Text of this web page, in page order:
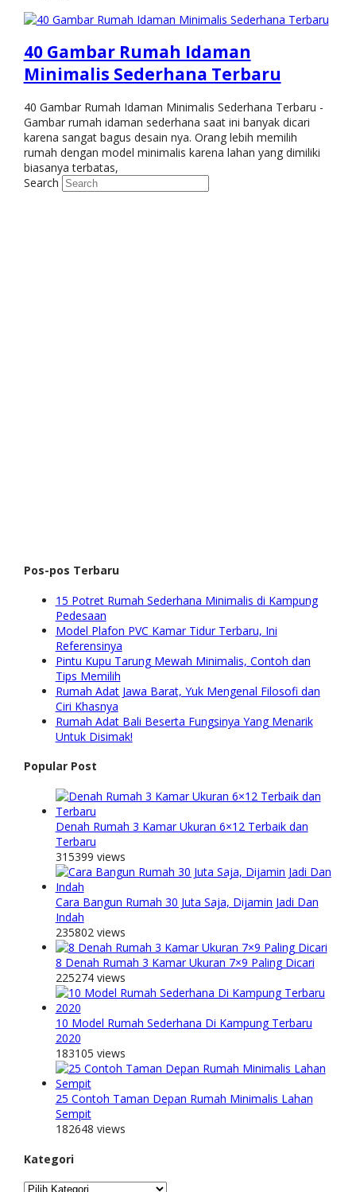
40 Gambar Rumah Idaman
Minimalis Sederhana Terbaru
40 Gambar Rumah Idaman Minimalis Sederhana Terbaru -
Gambar rumah idaman sederhana saat ini banyak dicari
karena sangat bagus desain nya. Orang lebih memilih
rumah dengan model minimalis karena lahan yang dimiliki
biasanya terbatas,
Search
Pos-pos Terbaru
15 Potret Rumah Sederhana Minimalis di Kampung
Pedesaan
Model Plafon PVC Kamar Tidur Terbaru, Ini
Referensinya
Pintu Kupu Tarung Mewah Minimalis, Contoh dan
Tips Memilih
Rumah Adat Jawa Barat, Yuk Mengenal Filosofi dan
Ciri Khasnya
Rumah Adat Bali Beserta Fungsinya Yang Menarik
Untuk Disimak!
Popular Post
Denah Rumah 3 Kamar Ukuran 6×12 Terbaik dan
Terbaru
315399 views
Cara Bangun Rumah 30 Juta Saja, Dijamin Jadi Dan
Indah
235802 views
8 Denah Rumah 3 Kamar Ukuran 7×9 Paling Dicari
225274 views
10 Model Rumah Sederhana Di Kampung Terbaru
2020
183105 views
25 Contoh Taman Depan Rumah Minimalis Lahan
Sempit
182648 views
Kategori
Kategori